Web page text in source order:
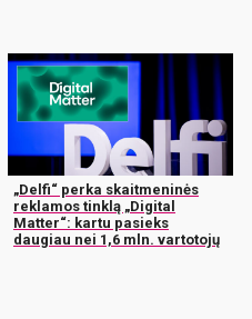
„Delfi“ perka skaitmeninės
reklamos tinklą „Digital
Matter“: kartu pasieks
daugiau nei 1,6 mln. vartotojų